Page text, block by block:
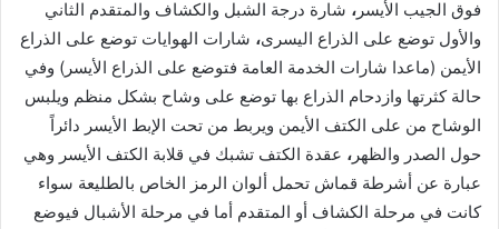
فوق الجيب الأيسر ، شارة درجة الشبل والكشاف والمتقدم الثاني
والأول توضع على الذراع اليسرى، شارات الهوايات توضع على الذراع
الأيمن (ماعدا شارات الخدمة العامة فتوضع على الذراع الأيسر) وفي
حالة كثرتها وازدحام الذراع بها توضع على وشاح بشكل منظم ويلبس
الوشاح من على الكتف الأيمن ويربط من تحت الإبط الأيسر دائراً
حول الصدر والظهر ، عقدة الكتف تشبك في قلابة الكتف الأيسر وهي
عبارة عن أشرطة قماش تحمل ألوان الرمز الخاص بالطليعة سواء
كانت في مرحلة الكشاف أو المتقدم أما في مرحلة الأشبال فيوضع